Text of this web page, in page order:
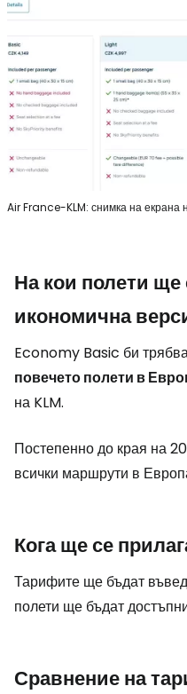
Air France-KLM: снимка на екрана
На кои полети ще
икономична
Economy Basic би
повечето полети в
на KLM.
Постепенно до края на
всички маршрути в
Кога ще се
Тарифите ще бъдат
полети ще бъдат
Сравнение на